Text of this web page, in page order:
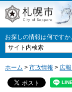
札幌市
お探しの情報は何ですか
ホーム > 市政情報 > 広